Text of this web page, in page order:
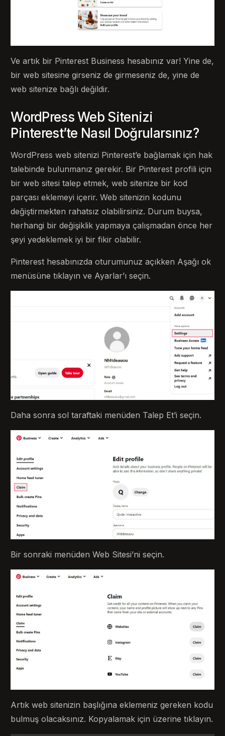
Ve artık bir Pinterest Business hesabınız var! Yine de,
bir web sitesine girseniz de girmeseniz de, yine de
web sitenize bağlı değildir.
WordPress Web Sitenizi
Pinterest’te Nasıl Doğrularsınız?
WordPress web sitenizi Pinterest’e bağlamak için hak
talebinde bulunmanız gerekir. Bir Pinterest profili için
bir web sitesi talep etmek, web sitenize bir kod
parçası eklemeyi içerir. Web sitenizin kodunu
değiştirmekten rahatsız olabilirsiniz. Durum buysa,
herhangi bir değişiklik yapmaya çalışmadan önce her
şeyi yedeklemek iyi bir fikir olabilir.
Pinterest hesabınızda oturumunuz açıkken Aşağı ok
menüsüne tıklayın ve Ayarlar’ı seçin.
Daha sonra sol taraftaki menüden Talep Et’i seçin.
Bir sonraki menüden Web Sitesi’ni seçin.
Artık web sitenizin başlığına eklemeniz gereken kodu
bulmuş olacaksınız. Kopyalamak için üzerine tıklayın.